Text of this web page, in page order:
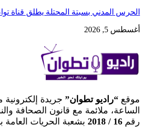
الحرس المدني بسبتة المحتلة يطلق قناة
أغسطس 5, 2026
موقع “راديو تطوان” جريدة
الساعة، ملائمة مع قانون الصحافة
رقم 16 / 2018
بشعبة الحريات العامة